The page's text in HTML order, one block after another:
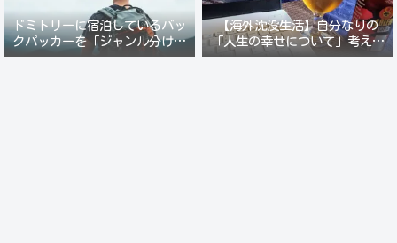
ドミトリーに宿泊しているバッ
クパッカーを「ジャンル分けし
て人間観察」が楽しい。
【海外沈没生活】自分なりの
「人生の幸せについて」考えて
みる。